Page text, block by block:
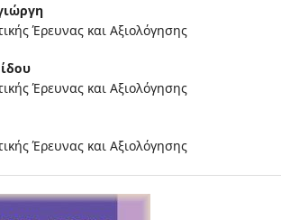
Έρευνας και Αξιολόγησης
Έρευνας και Αξιολόγησης
Έρευνας και Αξιολόγησης